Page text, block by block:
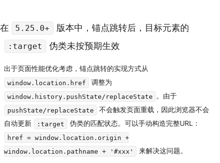
在 5.25.0+ 版本中，锚点跳转后，目标元素的
:target 伪类未按预期生效
出于页面性能优化考虑，锚点跳转的实现方式从
window.location.href 调整为
window.history.pushState/replaceState 。由于
pushState/replaceState
不会触发页面重载，因此浏览器不会
自动更新
:target 伪类的匹配状态。可以手动构造完整URL：
href = window.location.origin +
window.location.pathname + '#xxx'
来解决这问题。